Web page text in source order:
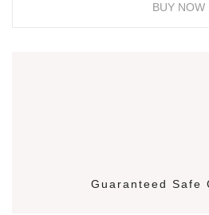
BUY NOW
Guaranteed Safe